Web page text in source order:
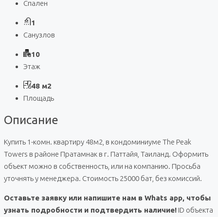
Спален
1
Санузлов
10
Этаж
48 м2
Площадь
Описание
Купить 1-комн. квартиру 48м2, в кондоминиуме The Peak
Towers в районе Пратамнак в г. Паттайя, Таиланд. Оформить
объект можно в собственность, или на компанию. Просьба
уточнять у менеджера. Стоимость 25000 бат, без комиссий.
Оставьте заявку или напишите нам в Whats app, чтобы
узнать подробности и подтвердить наличие! ID объекта